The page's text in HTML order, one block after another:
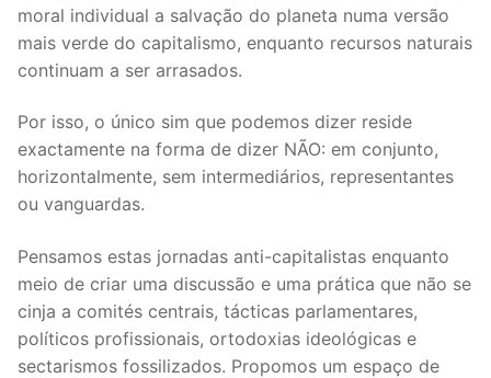
moral individual a salvação do planeta numa versão
mais verde do capitalismo, enquanto recursos naturais
continuam a ser arrasados.
Por isso, o único sim que podemos dizer reside
exactamente na forma de dizer NÃO: em conjunto,
horizontalmente, sem intermediários, representantes
ou vanguardas.
Pensamos estas jornadas anti-capitalistas enquanto
meio de criar uma discussão e uma prática que não se
cinja a comités centrais, tácticas parlamentares,
políticos profissionais, ortodoxias ideológicas e
sectarismos fossilizados. Propomos um espaço de